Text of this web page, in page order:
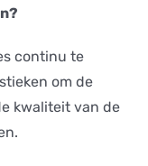
continu te
om de
kwaliteit van de